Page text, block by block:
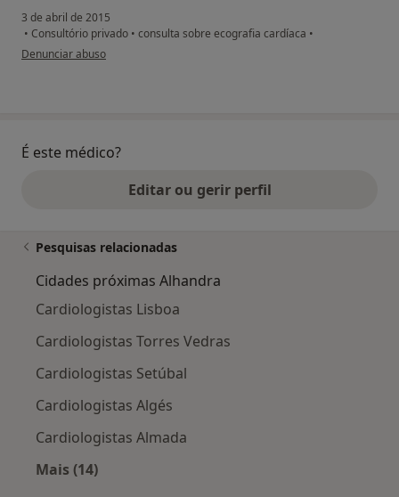
3 de abril de 2015
• Consultório privado • consulta sobre ecografia cardíaca •
na opinião do utilizador anônimo
Denunciar abuso
É este médico?
Editar ou gerir perfil
Pesquisas relacionadas
Cidades próximas Alhandra
Cardiologistas Lisboa
Cardiologistas Torres Vedras
Cardiologistas Setúbal
Cardiologistas Algés
Cardiologistas Almada
Mais (14)